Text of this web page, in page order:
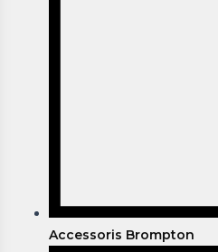
Accessoris Brompton